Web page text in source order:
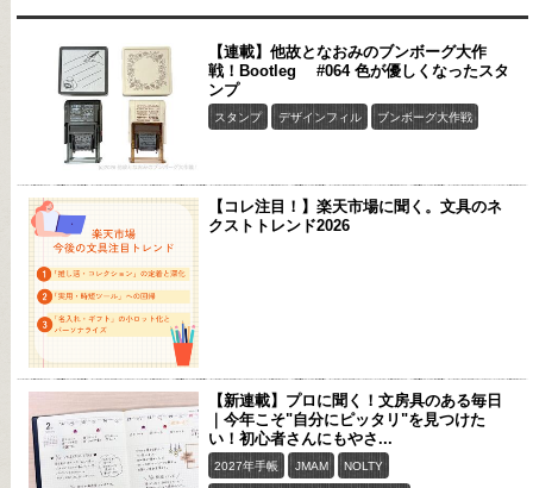
【連載】他故となおみのブンボーグ大作
戦！Bootleg #064 色が優しくなったスタ
ンプ
スタンプ デザインフィル ブンボーグ大作戦
【コレ注目！】楽天市場に聞く。文具のネ
クストトレンド2026
【新連載】プロに聞く！文房具のある毎日
｜今年こそ"自分にピッタリ"を見つけた
い！初心者さんにもやさ...
2027年手帳 JMAM NOLTY